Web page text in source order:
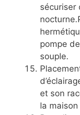
sécuriser
pompe
souple.
et son
la